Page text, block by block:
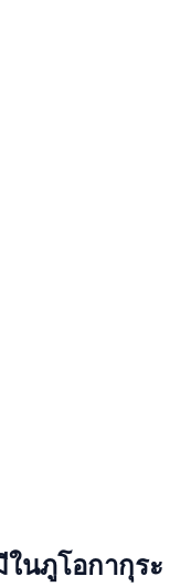
นภูโอกากุระ